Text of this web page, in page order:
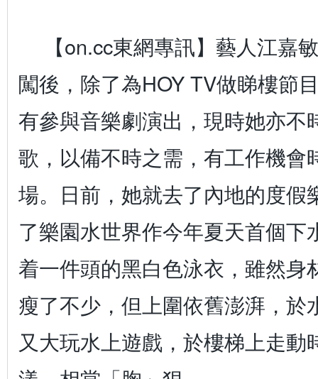
【on.cc東網專訊】藝人江嘉
闖後，除了為HOY TV做睇樓節
有參與音樂劇演出，現時她亦不
歌，以備不時之需，有工作機會
場。日前，她就去了內地的度假
了樂園水世界作今年夏天首個下
着一件頭的黑白色泳衣，雖然身
瘦了不少，但上圍依舊澎湃，於
又大玩水上遊戲，於樓梯上走動